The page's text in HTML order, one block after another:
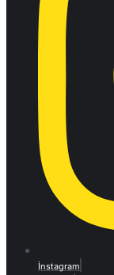
İnstagram